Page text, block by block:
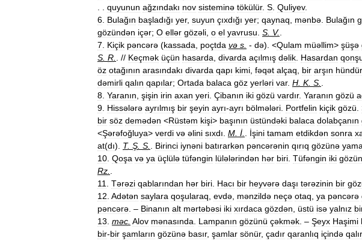
quyunun ağzındakı nov sisteminə tökülür. S Quliyev.
6 Bulağın başladığı yer, suyun çıxdığı yer; qaynaq mənbə Bulağın
gözündən içər; O ellər gözəli o el yavrusu S V.
7
Kiçik pəncərə (kassada poçtda və s - də). <Qulam müəllim> şüşə
S R . // Keçmək üçün hasarda divarda açılmış dəlik Hasardan
öz otağının arasındakı divarda qapı kimi fəqət alçaq bir arşın
dəmirli qalın qapılar; Ortada balaca göz yerləri var. H K. S
8 Yaranın şişin irin axan yeri Çibanın iki gözü vardır. Yaranın gözü
9 Hissələrə ayrılmış bir şeyin ayrı-ayrı bölmələri Portfelin kiçik gözü
bir söz demədən <Rüstəm kişi> başının üstündəki balaca dolabçanın
<Şərəfoğluya> verdi və əlini sıxdı M İ İşini tamam etdikdən sonra
at(dı). T. Ş S Birinci iynəni batırarkən pəncərənin qırıq gözünə
10 Qoşa və ya üçlülə tüfəngin lülələrindən hər biri Tüfəngin iki
Rz
11
Tərəzi qablarından hər biri Hacı bir heyvərə daşı tərəzinin bir
12 Adətən saylara qoşularaq evdə mənzildə neçə otaq ya pəncərə
pəncərə . – Binanın alt mərtəbəsi iki xırdaca gözdən üstü isə yalnız
13 məc Alov mənasında Lampanın gözünü çəkmək . – Şeyx Haşimi
bir-bir şamların gözünə basır, şamlar sönür, çadır qaranlıq içində qalır